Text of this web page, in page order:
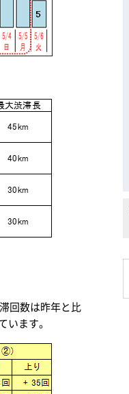
回数は昨年と比
ます。